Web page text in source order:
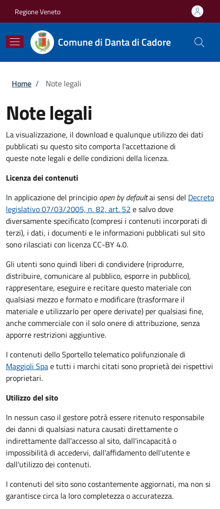
Regione Veneto
Comune di Danta di Cadore
Briciole di pane
Home / Note legali
Note legali
La visualizzazione, il download e qualunque utilizzo dei dati
pubblicati su questo sito comporta l'accettazione di
queste note legali e delle condizioni della licenza.
Licenza dei contenuti
In applicazione del principio open by defaultai sensi del Decreto
legislativo 07/03/2005, n. 82, art. 52 e salvo dove
diversamente specificato (compresi i contenuti incorporati di
terzi), i dati, i documenti e le informazioni pubblicati sul sito
sono rilasciati con licenza CC-BY 4.0.
Gli utenti sono quindi liberi di condividere (riprodurre,
distribuire, comunicare al pubblico, esporre in pubblico),
rappresentare, eseguire e recitare questo materiale con
qualsiasi mezzo e formato e modificare (trasformare il
materiale e utilizzarlo per opere derivate) per qualsiasi fine,
anche commerciale con il solo onere di attribuzione, senza
apporre restrizioni aggiuntive.
I contenuti dello Sportello telematico polifunzionaledi
Maggioli Spae tutti i marchi citati sono proprietà dei rispettivi
proprietari.
Utilizzo del sito
In nessun caso il gestore potrà essere ritenuto responsabile
dei danni di qualsiasi natura causati direttamente o
indirettamente dall'accesso al sito, dall'incapacità o
impossibilità di accedervi, dall'affidamento dell'utente e
dall'utilizzo dei contenuti.
I contenuti del sito sono costantemente aggiornati, ma non si
garantisce circa la loro completezza o accuratezza.